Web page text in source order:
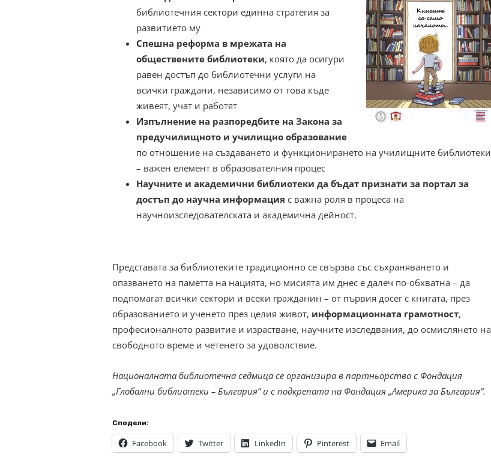
библиотечния сектори единна стратегия за
развитието му
Спешна реформа в мрежата на
обществените библиотеки, която да осигури
равен достъп до библиотечни услуги на
всички граждани, независимо от това къде
живеят, учат и работят
Изпълнение на разпоредбите на Закона за
предучилищното и училищно образование
по отношение на създаването и функционирането на училищните библиотеки
– важен елемент в образователния процес
Научните и академични библиотеки да бъдат признати за портал за
достъп до научна информация с важна роля в процеса на
научноизследователската и академична дейност.
Представата за библиотеките традиционно се свързва със съхраняването и
опазването на паметта на нацията, но мисията им днес е далеч по-обхватна – да
подпомагат всички сектори и всеки гражданин – от първия досег с книгата, през
образованието и ученето през целия живот, информационната грамотност,
професионалното развитие и израстване, научните изследвания, до осмислянето на
свободното време и четенето за удоволствие.
Националната библиотечна седмица се организира в партньорство с Фондация
„Глобални библиотеки – България“ и с подкрепата на Фондация „Америка за България“.
Сподели:
Facebook Twitter LinkedIn Pinterest Email